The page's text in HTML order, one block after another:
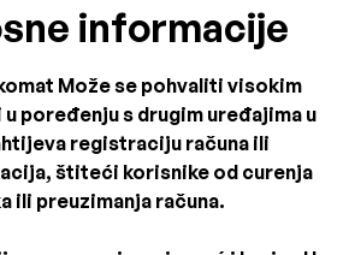
informacije
Može se pohvaliti visokim
poređenju s drugim uređajima u
registraciju računa ili
štiteći korisnike od curenja
ili preuzimanja računa.